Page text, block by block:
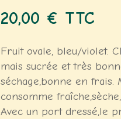
20,00 € TTC
Fruit ovale, bleu/violet.
mais sucrée et très
séchage,bonne en frais.
consomme
Avec un port dressé,le